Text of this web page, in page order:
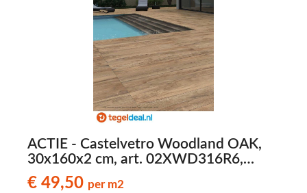
ACTIE - Castelvetro Woodland OAK,
30x160x2 cm, art. 02XWD316R6,
houtlook terrastegels - € 49,50 per m2
€ 49,50 per m2